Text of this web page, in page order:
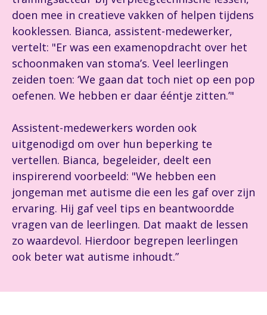
doen mee in creatieve vakken of helpen tijdens
kooklessen. Bianca, assistent-medewerker,
vertelt: "Er was een examenopdracht over het
schoonmaken van stoma’s. Veel leerlingen
zeiden toen: ‘We gaan dat toch niet op een pop
oefenen. We hebben er daar ééntje zitten.’"
Assistent-medewerkers worden ook
uitgenodigd om over hun beperking te
vertellen. Bianca, begeleider, deelt een
inspirerend voorbeeld: "We hebben een
jongeman met autisme die een les gaf over zijn
ervaring. Hij gaf veel tips en beantwoordde
vragen van de leerlingen. Dat maakt de lessen
zo waardevol. Hierdoor begrepen leerlingen
ook beter wat autisme inhoudt.”